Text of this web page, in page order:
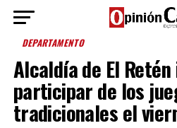
DEPARTAMENTO
Alcaldía de El
participar de los
tradicionales el